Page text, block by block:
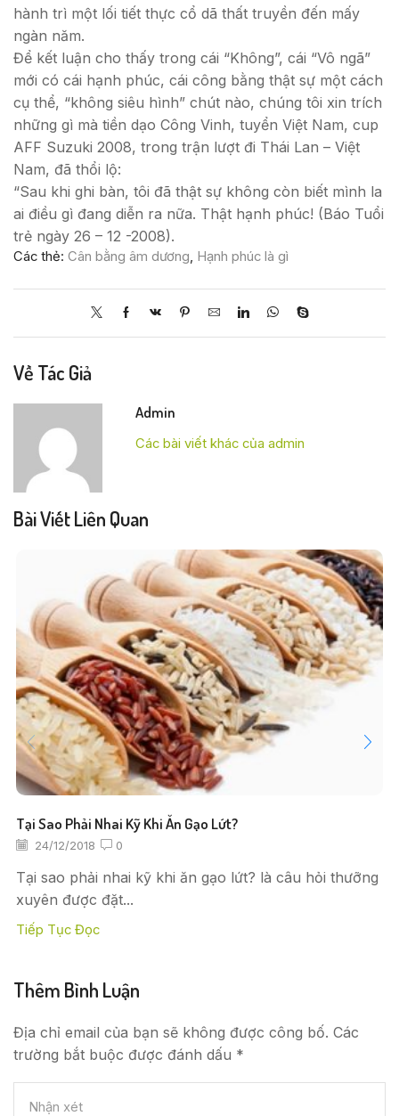
hành trì một lối tiết thực cổ dã thất truyền đến mấy
ngàn năm.
Để kết luận cho thấy trong cái “Không”, cái “Vô ngã”
mới có cái hạnh phúc, cái công bằng thật sự một cách
cụ thể, “không siêu hình” chút nào, chúng tôi xin trích
những gì mà tiền dạo Công Vinh, tuyển Việt Nam, cup
AFF Suzuki 2008, trong trận lượt đi Thái Lan – Việt
Nam, đã thổi lộ:
“Sau khi ghi bàn, tôi đã thật sự không còn biết mình la
ai điều gì đang diễn ra nữa. Thật hạnh phúc! (Báo Tuổi
trẻ ngày 26 – 12 -2008).
Các thẻ: Cân bằng âm dương Hạnh phúc là gì
Về Tác Giả
Admin
Các bài viết khác của admin
Bài Viết Liên Quan
Tại Sao Phải Nhai Kỹ Khi Ăn Gạo Lứt?
24/12/2018 0
Tại sao phải nhai kỹ khi ăn gạo lứt? là câu hỏi thưỡng
xuyên được đặt...
Tiếp Tục Đọc
Thêm Bình Luận
Địa chỉ email của bạn sẽ không được công bố. Các
trường bắt buộc được đánh dấu *